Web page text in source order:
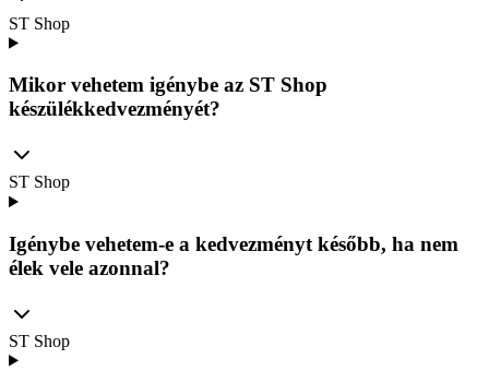
ST Shop
Mikor vehetem igénybe az ST Shop
készülékkedvezményét?
ST Shop
Igénybe vehetem-e a kedvezményt később, ha nem
élek vele azonnal?
ST Shop